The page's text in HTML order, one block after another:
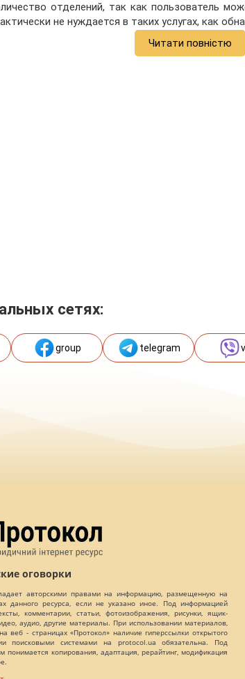
отделений, так как пользователь
не нуждается в таких услугах, как
Читати повністю
сетях:
group telegram
оговорки
авторскими правами на информацию, размещенную на
данного ресурса, если не указано иное. Под информацией
комментарии, статьи, фотоизображения, рисунки, ящик-
аудио, другие материалы. При использовании материалов,
веб - страницах «Протокол» наличие гиперссылки открытого
поисковыми системами на protocol.ua обязательна. Под
понимается копирования, адаптация, рерайтинг, модификация